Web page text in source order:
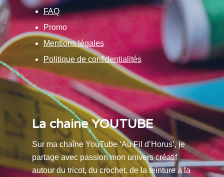
FAQ
Promo
Mentions légales
Politique de confidentialités
La chaine YOUTUBE
Sur ma chaîne YouTube ‘Au Fil d’Horus’, je
partage avec passion mon univers créatif
autour du tricot, du crochet, de la teinture à la